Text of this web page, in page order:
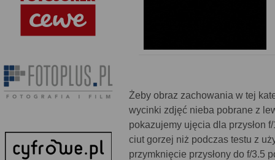
Żeby obraz zachowania w tej
wycinki zdjęć nieba pobrane z
pokazujemy ujęcia dla przysłon
ciut gorzej niż podczas testu z
przymknięcie przysłony do f/3.5